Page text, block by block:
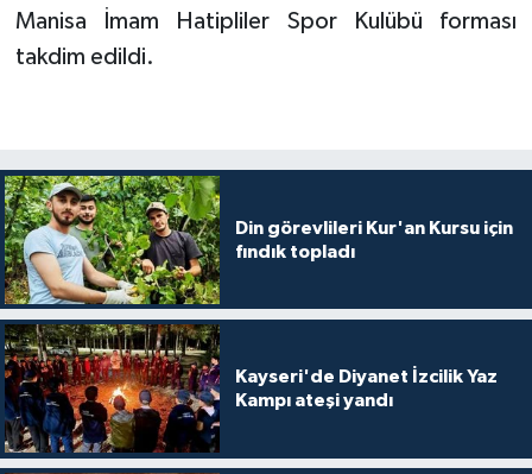
Manisa İmam Hatipliler Spor Kulübü forması
takdim edildi.
Din görevlileri Kur'an Kursu için
fındık topladı
Kayseri'de Diyanet İzcilik Yaz
Kampı ateşi yandı
Kütahya Müftülüğü
Manisa Müftülüğü
Mardin Müftülüğü
Mersin Müftülüğü
Muğla Müftülüğü
Muş Müftülüğü